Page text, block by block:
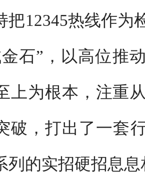
把12345热线作为
石”，以高位推
上为根本，注重
破，打出了一套
列的实招硬招息